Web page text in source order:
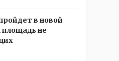
в новой
площадь не